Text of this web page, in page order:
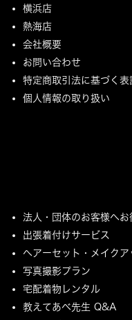
横浜店
熱海店
会社概要
お問い合わせ
特定商取引法に基づく表
個人情報の取り扱い
法人・団体のお客様へお
出張着付けサービス
ヘアーセット・メイクア
写真撮影プラン
宅配着物レンタル
教えてあべ先生 Q&A